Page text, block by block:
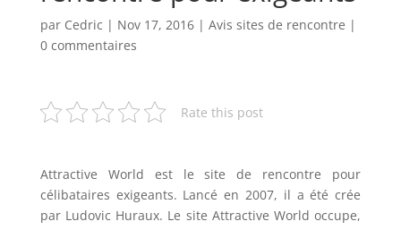
par Cedric | Nov 17, 2016| Avis sites de rencontre |
0 commentaires
Rate this post
Attractive World est le site de rencontre pour
célibataires exigeants. Lancé en 2007, il a été crée
par Ludovic Huraux. Le site Attractive World occupe,